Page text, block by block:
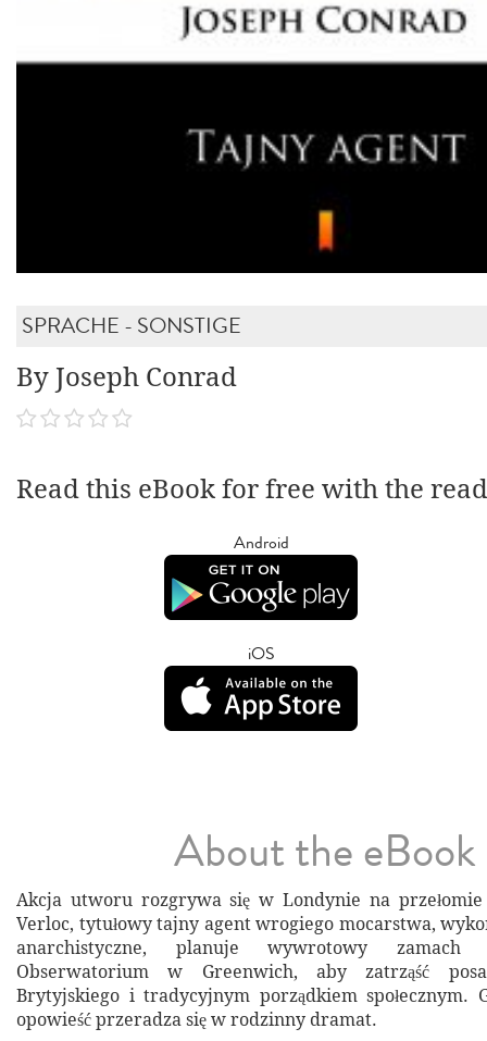
SPRACHE - SONSTIGE
By Joseph Conrad
Read this eBook for free with the
Android
iOS
About the eBook
Akcja utworu rozgrywa się w Londynie na
Verloc, tytułowy tajny agent wrogiego mocarstwa,
anarchistyczne, planuje wywrotowy zamach
Obserwatorium w Greenwich, aby zatrząść
Brytyjskiego i tradycyjnym porządkiem społecznym.
opowieść przeradza się w rodzinny dramat.